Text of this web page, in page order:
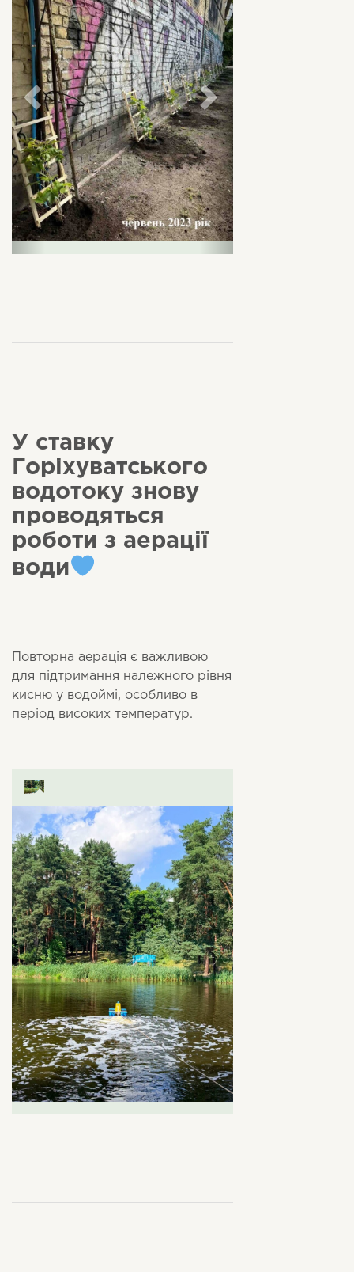
У ставку
Горіхуватського
водотоку знову
проводяться
роботи з аерації
води
Повторна аерація є важливою
для підтримання належного рівня
кисню у водоймі, особливо в
період високих температур.